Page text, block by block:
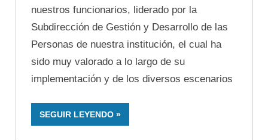
nuestros funcionarios, liderado por la
Subdirección de Gestión y Desarrollo de las
Personas de nuestra institución, el cual ha
sido muy valorado a lo largo de su
implementación y de los diversos escenarios
SEGUIR LEYENDO